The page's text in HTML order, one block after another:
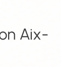
Aix-